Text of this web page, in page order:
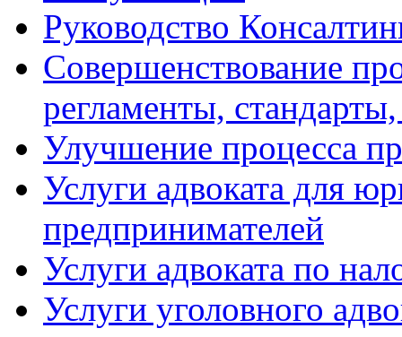
Руководство
Совершенствование
регламенты,
Улучшение процесса
Услуги адвоката для
предпринимателей
Услуги адвоката по
Услуги уголовного